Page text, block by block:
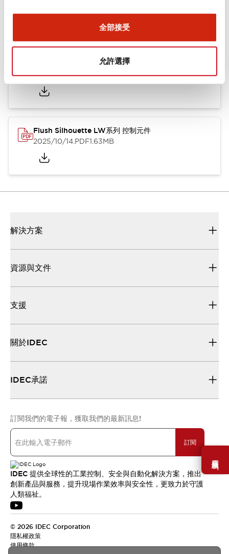
全部接受
允許選擇
需要幫助嗎？
認證與標準
Flush Silhouette LW系列 控制元件 (英文版)
2025/09/19.PDF1.23MB
Flush Silhouette LW系列 控制元件
2025/10/14.PDF1.63MB
解決方案
資源與文件
支援
關於IDEC
IDEC承諾
訂閱我們的電子報，獲取我們的最新訊息!
訂閱
IDEC 提供全球性的工業控制、安全與自動化解決方案，推出
創新產品與服務，提升現場作業效率與安全性，更致力於守護
人類福祉。
© 2026 IDEC Corporation
隱私權政策
使用條款